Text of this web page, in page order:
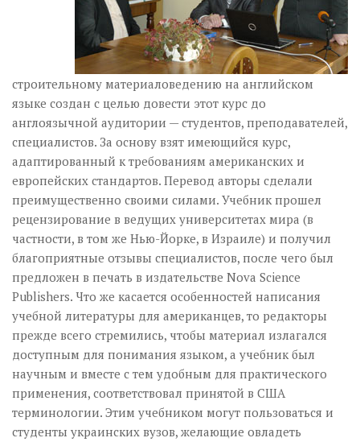
строительному материаловедению на английском
языке создан с целью довести этот курс до
англоязычной аудитории — студентов, преподавателей,
специалистов. За основу взят имеющийся курс,
адаптированный к требованиям американских и
европейских стандартов. Перевод авторы сделали
преимущественно своими силами. Учебник прошел
рецензирование в ведущих университетах мира (в
частности, в том же Нью-Йорке, в Израиле) и получил
благоприятные отзывы специалистов, после чего был
предложен в печать в издательстве Nova Science
Publishers. Что же касается особенностей написания
учебной литературы для американцев, то редакторы
прежде всего стремились, чтобы материал излагался
доступным для понимания языком, а учебник был
научным и вместе с тем удобным для практического
применения, соответствовал принятой в США
терминологии. Этим учебником могут пользоваться и
студенты украинских вузов, желающие овладеть